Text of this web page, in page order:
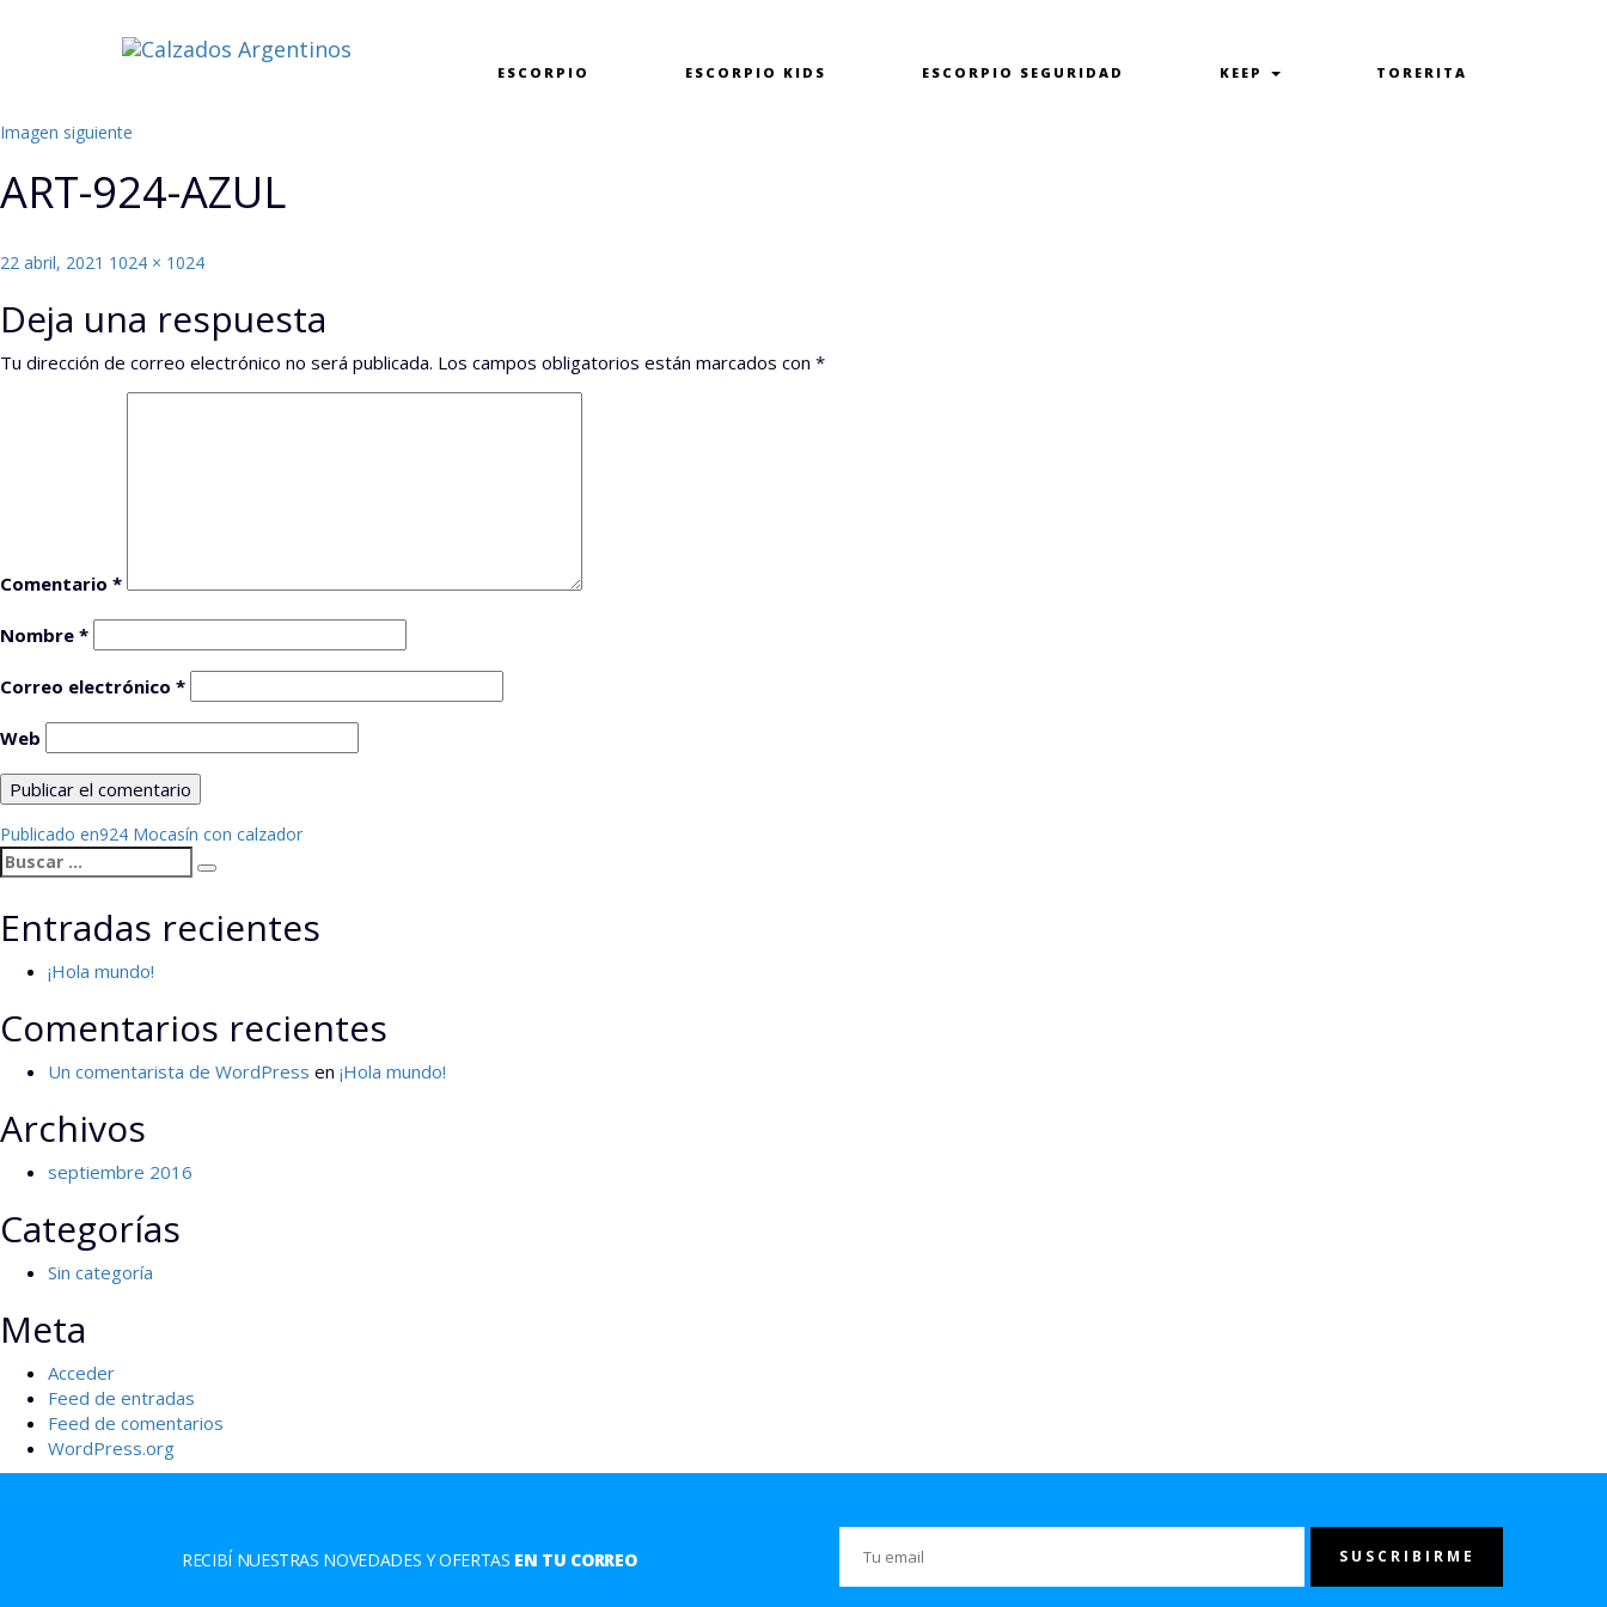
ESCORPIO ESCORPIO KIDS ESCORPIO SEGURIDAD KEEP TORERITA
Imagen siguiente
ART-924-AZUL
Publicado
22 abril, 2021 Tamaño
1024 × 1024
Deja una respuesta
Tu dirección de correo electrónico no será publicada. Los campos obligatorios están marcados con *
Comentario *
Nombre *
Correo electrónico *
Web
Navegación
de
entradas
Publicado en924 Mocasín con calzador
Buscar
por:
Buscar
Entradas recientes
¡Hola mundo!
Comentarios recientes
Un comentarista de WordPress en ¡Hola mundo!
Archivos
septiembre 2016
Categorías
Sin categoría
Meta
Acceder
Feed de entradas
Feed de comentarios
WordPress.org
RECIBÍ NUESTRAS NOVEDADES Y OFERTAS EN TU CORREO